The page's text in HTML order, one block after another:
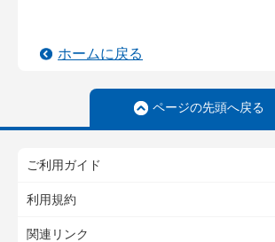
ホームに戻る
ページの先頭へ戻る
ご利用ガイド
利用規約
関連リンク